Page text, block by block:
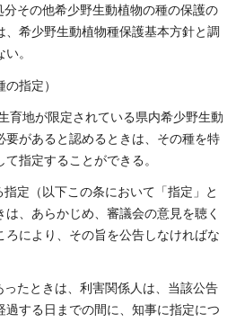
その他希少野生動植物の種の保護の
希少野生動植物種保護基本方針と調
。
指定）
育地が限定されている県内希少野生動
要があると認めるときは、その種を特
指定することができる。
定（以下この条において「指定」と
、あらかじめ、審議会の意見を聴く
ろにより、その旨を公告しなければな
たときは、利害関係人は、当該公告
する日までの間に、知事に指定につ